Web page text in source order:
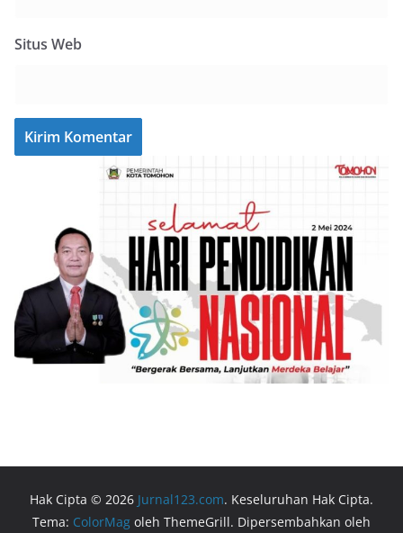
Situs Web
Hak Cipta © 2026 Jurnal123.com. Keseluruhan Hak Cipta.
Tema: ColorMag oleh ThemeGrill. Dipersembahkan oleh